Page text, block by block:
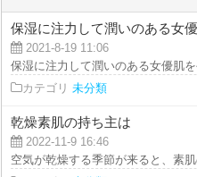
保湿に注力して潤いのある女
2021-8-19 11:06
保湿に注力して潤いのある女優肌
カテゴリ 未分類
乾燥素肌の持ち主は
2022-11-9 16:46
空気が乾燥する季節が来ると、素